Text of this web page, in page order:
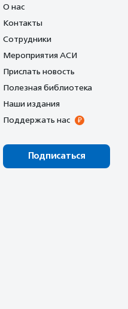
О нас
Контакты
Сотрудники
Мероприятия АСИ
Прислать новость
Полезная библиотека
Наши издания
Поддержать нас
Подписаться